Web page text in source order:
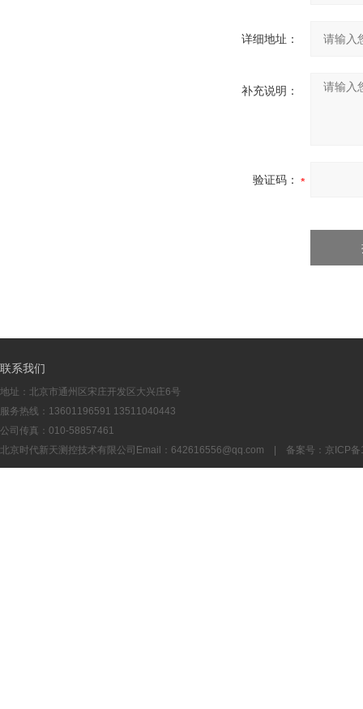
详细地址：
补充说明：
验证码：
联系我们
地址：北京市通州区宋庄开发区大兴庄6号
服务热线：13601196591 13511040443
公司传真：010-58857461
北京时代新天测控技术有限公司Email： 642616556@qq.com | 备案号： 京ICP